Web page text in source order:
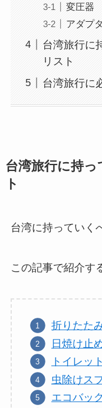
変圧器
アダプ
台湾旅行に
リスト
台湾旅行に
台湾旅行に持
ト
台湾に持っていく
この記事で紹介す
折りたた
日焼け止
トイレッ
虫除けス
エコバッ